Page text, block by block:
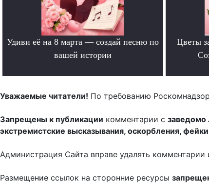
Удиви её на 8 марта — создай песню по
вашей истории
Цветы
Уважаемые читатели! По требованию
Запрещены к публикации комментарии с
экстремистские высказывания, оскорбления,
Администрация Сайта вправе удалять комментарии
Размещение ссылок на сторонние ресурсы